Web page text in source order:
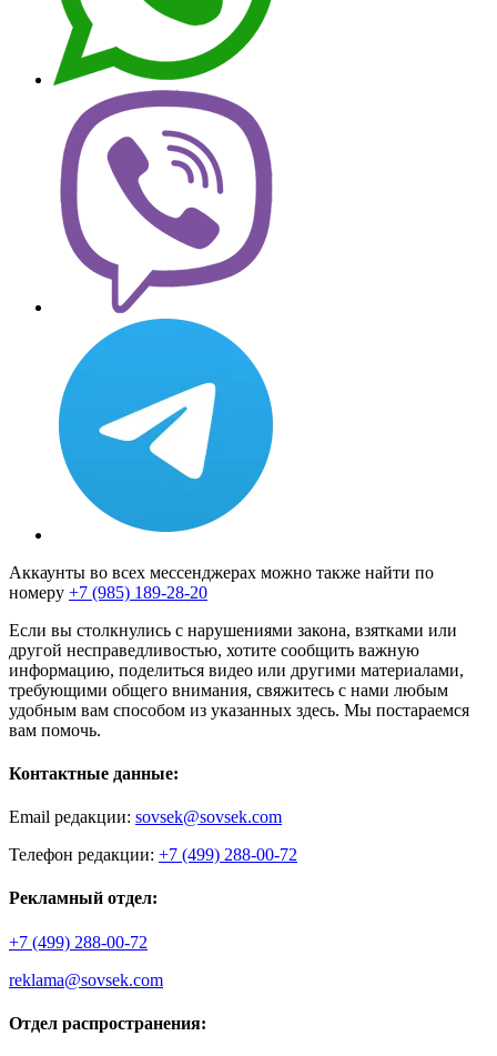
Аккаунты во всех мессенджерах можно также найти по
номеру +7 (985) 189-28-20
Если вы столкнулись с нарушениями закона, взятками или
другой несправедливостью, хотите сообщить важную
информацию, поделиться видео или другими материалами,
требующими общего внимания, свяжитесь с нами любым
удобным вам способом из указанных здесь. Мы постараемся
вам помочь.
Контактные данные:
Email редакции: sovsek@sovsek.com
Телефон редакции: +7 (499) 288-00-72
Рекламный отдел:
+7 (499) 288-00-72
reklama@sovsek.com
Отдел распространения: